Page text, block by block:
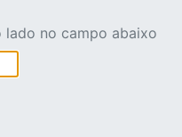
lado no campo abaixo